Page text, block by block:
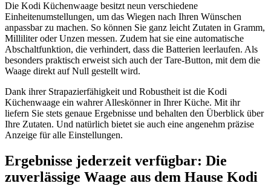
Die Kodi Küchenwaage besitzt neun verschiedene
Einheitenumstellungen, um das Wiegen nach Ihren Wünschen
anpassbar zu machen. So können Sie ganz leicht Zutaten in Gramm,
Milliliter oder Unzen messen. Zudem hat sie eine automatische
Abschaltfunktion, die verhindert, dass die Batterien leerlaufen. Als
besonders praktisch erweist sich auch der Tare-Button, mit dem die
Waage direkt auf Null gestellt wird.
Dank ihrer Strapazierfähigkeit und Robustheit ist die Kodi
Küchenwaage ein wahrer Alleskönner in Ihrer Küche. Mit ihr
liefern Sie stets genaue Ergebnisse und behalten den Überblick über
Ihre Zutaten. Und natürlich bietet sie auch eine angenehm präzise
Anzeige für alle Einstellungen.
Ergebnisse jederzeit verfügbar: Die
zuverlässige Waage aus dem Hause Kodi